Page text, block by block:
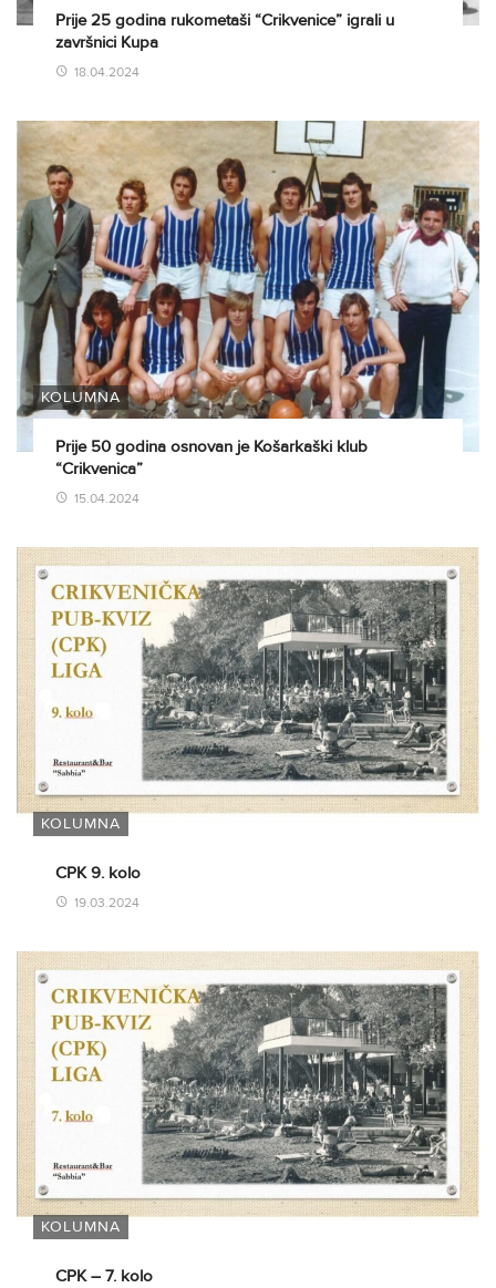
Prije 25 godina rukometaši “Crikvenice” igrali u
završnici Kupa
18.04.2024
KOLUMNA
Prije 50 godina osnovan je Košarkaški klub
“Crikvenica”
15.04.2024
KOLUMNA
CPK 9. kolo
19.03.2024
KOLUMNA
CPK – 7. kolo